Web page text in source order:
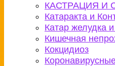
КАСТРАЦИЯ И
Катаракта и
Катар желудка
Кишечная
Кокцидиоз